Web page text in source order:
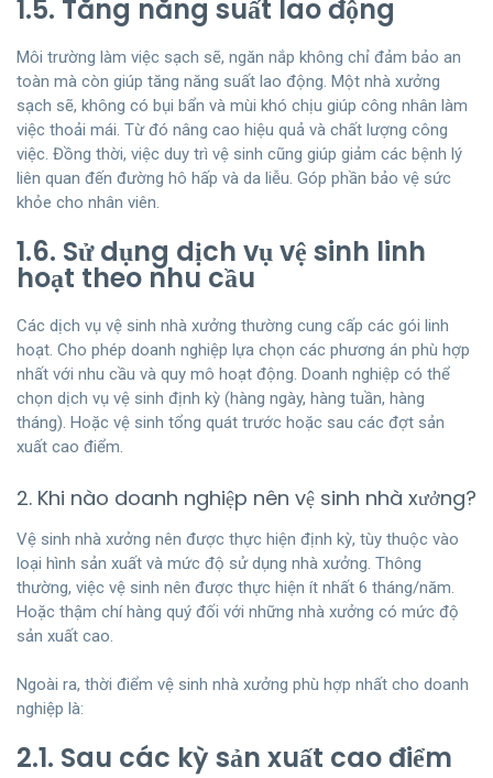
1.5. Tăng năng suất lao động
Môi trường làm việc sạch sẽ, ngăn nắp không chỉ đảm bảo an
toàn mà còn giúp tăng năng suất lao động. Một nhà xưởng
sạch sẽ, không có bụi bẩn và mùi khó chịu giúp công nhân làm
việc thoải mái. Từ đó nâng cao hiệu quả và chất lượng công
việc. Đồng thời, việc duy trì vệ sinh cũng giúp giảm các bệnh lý
liên quan đến đường hô hấp và da liễu. Góp phần bảo vệ sức
khỏe cho nhân viên.
1.6. Sử dụng dịch vụ vệ sinh linh
hoạt theo nhu cầu
Các dịch vụ vệ sinh nhà xưởng thường cung cấp các gói linh
hoạt. Cho phép doanh nghiệp lựa chọn các phương án phù hợp
nhất với nhu cầu và quy mô hoạt động. Doanh nghiệp có thể
chọn dịch vụ vệ sinh định kỳ (hàng ngày, hàng tuần, hàng
tháng). Hoặc vệ sinh tổng quát trước hoặc sau các đợt sản
xuất cao điểm.
2. Khi nào doanh nghiệp nên vệ sinh nhà xưởng?
Vệ sinh nhà xưởng nên được thực hiện định kỳ, tùy thuộc vào
loại hình sản xuất và mức độ sử dụng nhà xưởng. Thông
thường, việc vệ sinh nên được thực hiện ít nhất 6 tháng/năm.
Hoặc thậm chí hàng quý đối với những nhà xưởng có mức độ
sản xuất cao.
Ngoài ra, thời điểm vệ sinh nhà xưởng phù hợp nhất cho doanh
nghiệp là:
2.1. Sau các kỳ sản xuất cao điểm